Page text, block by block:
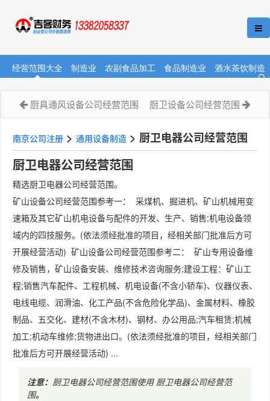
经营范围大全 制造业 农副食品加工 食品制造业 酒水茶饮制造
厨具通风设备公司经营范围 厨卫设备公司经营范围
南京公司注册 > 通用设备制造 > 厨卫电器公司经营范围
厨卫电器公司经营范围
精选厨卫电器公司经营范围。
矿山设备公司经营范围参考一： 采煤机、掘进机、矿山机械用变
速箱及其它矿山机电设备与配件的开发、生产、销售;机电设备领
域内的四技服务。(依法须经批准的项目，经相关部门批准后方可
开展经营活动) 矿山设备公司经营范围参考二： 矿山专用设备维
修及销售，矿山设备安装、维修技术咨询服务;建设工程：矿山工
程;销售汽车配件、工程机械、机电设备(不含小轿车)、仪器仪表、
电线电缆、润滑油、化工产品(不含危险化学品)、金属材料、橡胶
制品、五交化、建材(不含木材)、钢材、办公用品;汽车租赁;机械
加工;机动车维修;货物进出口。(依法须经批准的项目，经相关部门
批准后方可开展经营活动) ...
注意： 厨卫电器公司经营范围使用厨卫电器公司经营范
围。